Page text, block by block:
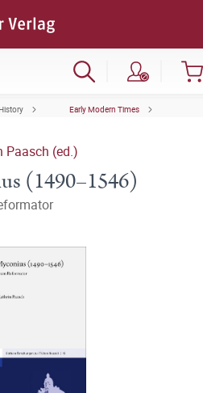
Early Modern Times
Paasch (ed.)
(1490–1546)